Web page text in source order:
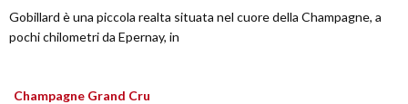
Gobillard è una piccola realta situata nel cuore della Champagne, a
pochi chilometri da Epernay, in
Champagne Grand Cru